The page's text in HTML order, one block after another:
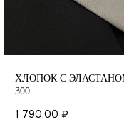
ХЛОПОК С
300
1 790,00 ₽